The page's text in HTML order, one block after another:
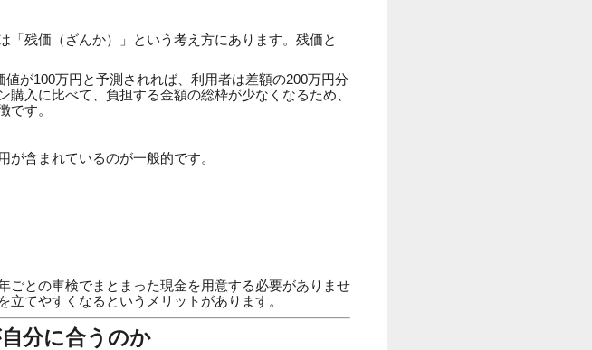
残価（ざんか）」という考え方にあります。残価と
が100万円と予測されれば、利用者は差額の200万円分
入に比べて、負担する金額の総枠が少なくなるため、
です。
含まれているのが一般的です。
ごとの車検でまとまった現金を用意する必要がありませ
てやすくなるというメリットがあります。
分に合うのか